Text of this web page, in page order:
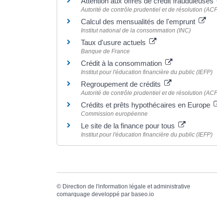
Autorité de contrôle prudentiel et de résolution
Calcul des mensualités de l'emprunt
Institut national de la consommation (INC)
Taux d'usure actuels
Banque de France
Crédit à la consommation
Institut pour l'éducation financière du public (IEFP)
Regroupement de crédits
Autorité de contrôle prudentiel et de résolution
Crédits et prêts hypothécaires en Europe
Commission européenne
Le site de la finance pour tous
Institut pour l'éducation financière du public (IEFP)
© Direction de l'information légale et administrative
comarquage developpé par baseo.io